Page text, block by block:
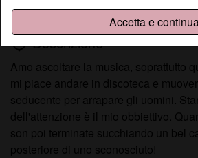
Accetta e
person_pinDescrizione
Amo ascoltare la musica, soprattutto
mi piace andare in discoteca e
seducente per arrapare gli uomini.
dell'attenzione è il mio obbiettivo.
son poi terminate succhiando un bel
posteriore di uno sconosciuto!